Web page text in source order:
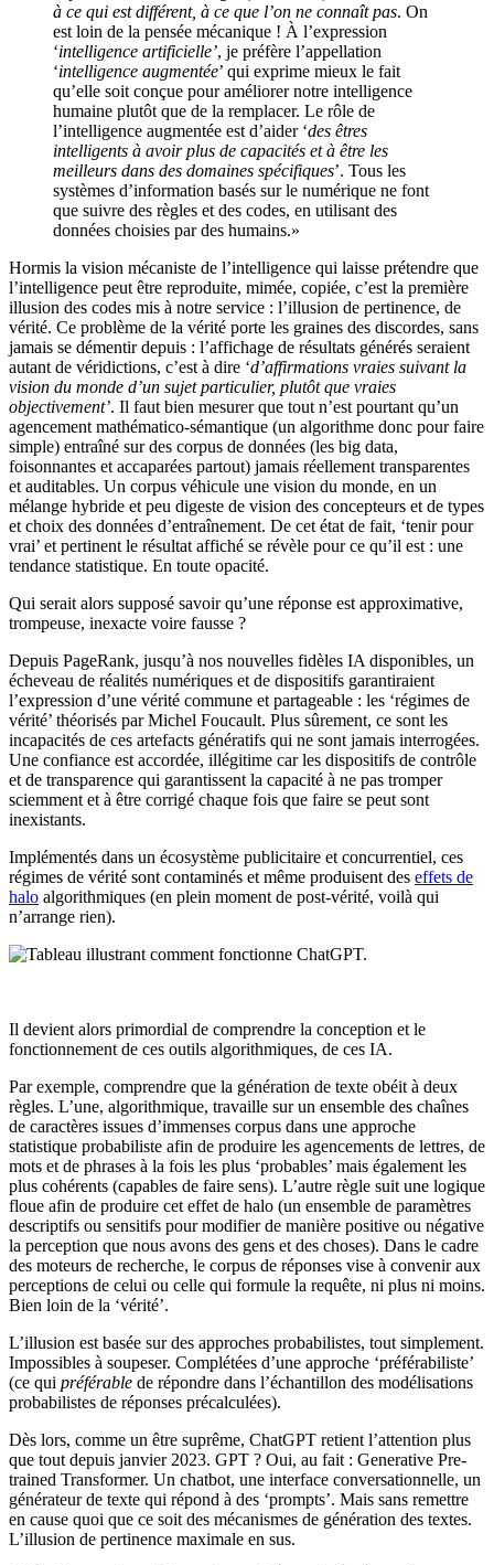
à ce qui est différent, à ce que l’on ne connaît pas. On
est loin de la pensée mécanique ! À l’expression
‘intelligence artificielle’, je préfère l’appellation
‘intelligence augmentée’ qui exprime mieux le fait
qu’elle soit conçue pour améliorer notre intelligence
humaine plutôt que de la remplacer. Le rôle de
l’intelligence augmentée est d’aider ‘des êtres
intelligents à avoir plus de capacités et à être les
meilleurs dans des domaines spécifiques’. Tous les
systèmes d’information basés sur le numérique ne font
que suivre des règles et des codes, en utilisant des
données choisies par des humains.»
Hormis la vision mécaniste de l’intelligence qui laisse prétendre que
l’intelligence peut être reproduite, mimée, copiée, c’est la première
illusion des codes mis à notre service : l’illusion de pertinence, de
vérité. Ce problème de la vérité porte les graines des discordes, sans
jamais se démentir depuis : l’affichage de résultats générés seraient
autant de véridictions, c’est à dire ‘d’affirmations vraies suivant la
vision du monde d’un sujet particulier, plutôt que vraies
objectivement’. Il faut bien mesurer que tout n’est pourtant qu’un
agencement mathématico-sémantique (un algorithme donc pour faire
simple) entraîné sur des corpus de données (les big data,
foisonnantes et accaparées partout) jamais réellement transparentes
et auditables. Un corpus véhicule une vision du monde, en un
mélange hybride et peu digeste de vision des concepteurs et de types
et choix des données d’entraînement. De cet état de fait, ‘tenir pour
vrai’ et pertinent le résultat affiché se révèle pour ce qu’il est : une
tendance statistique. En toute opacité.
Qui serait alors supposé savoir qu’une réponse est approximative,
trompeuse, inexacte voire fausse ?
Depuis PageRank, jusqu’à nos nouvelles fidèles IA disponibles, un
écheveau de réalités numériques et de dispositifs garantiraient
l’expression d’une vérité commune et partageable : les ‘régimes de
vérité’ théorisés par Michel Foucault. Plus sûrement, ce sont les
incapacités de ces artefacts génératifs qui ne sont jamais interrogées.
Une confiance est accordée, illégitime car les dispositifs de contrôle
et de transparence qui garantissent la capacité à ne pas tromper
sciemment et à être corrigé chaque fois que faire se peut sont
inexistants.
Implémentés dans un écosystème publicitaire et concurrentiel, ces
régimes de vérité sont contaminés et même produisent des effets de
halo algorithmiques (en plein moment de post-vérité, voilà qui
n’arrange rien).
Il devient alors primordial de comprendre la conception et le
fonctionnement de ces outils algorithmiques, de ces IA.
Par exemple, comprendre que la génération de texte obéit à deux
règles. L’une, algorithmique, travaille sur un ensemble des chaînes
de caractères issues d’immenses corpus dans une approche
statistique probabiliste afin de produire les agencements de lettres, de
mots et de phrases à la fois les plus ‘probables’ mais également les
plus cohérents (capables de faire sens). L’autre règle suit une logique
floue afin de produire cet effet de halo (un ensemble de paramètres
descriptifs ou sensitifs pour modifier de manière positive ou négative
la perception que nous avons des gens et des choses). Dans le cadre
des moteurs de recherche, le corpus de réponses vise à convenir aux
perceptions de celui ou celle qui formule la requête, ni plus ni moins.
Bien loin de la ‘vérité’.
L’illusion est basée sur des approches probabilistes, tout simplement.
Impossibles à soupeser. Complétées d’une approche ‘préférabiliste’
(ce qui préférable de répondre dans l’échantillon des modélisations
probabilistes de réponses précalculées).
Dès lors, comme un être suprême, ChatGPT retient l’attention plus
que tout depuis janvier 2023. GPT ? Oui, au fait : Generative Pre-
trained Transformer. Un chatbot, une interface conversationnelle, un
générateur de texte qui répond à des ‘prompts’. Mais sans remettre
en cause quoi que ce soit des mécanismes de génération des textes.
L’illusion de pertinence maximale en sus.